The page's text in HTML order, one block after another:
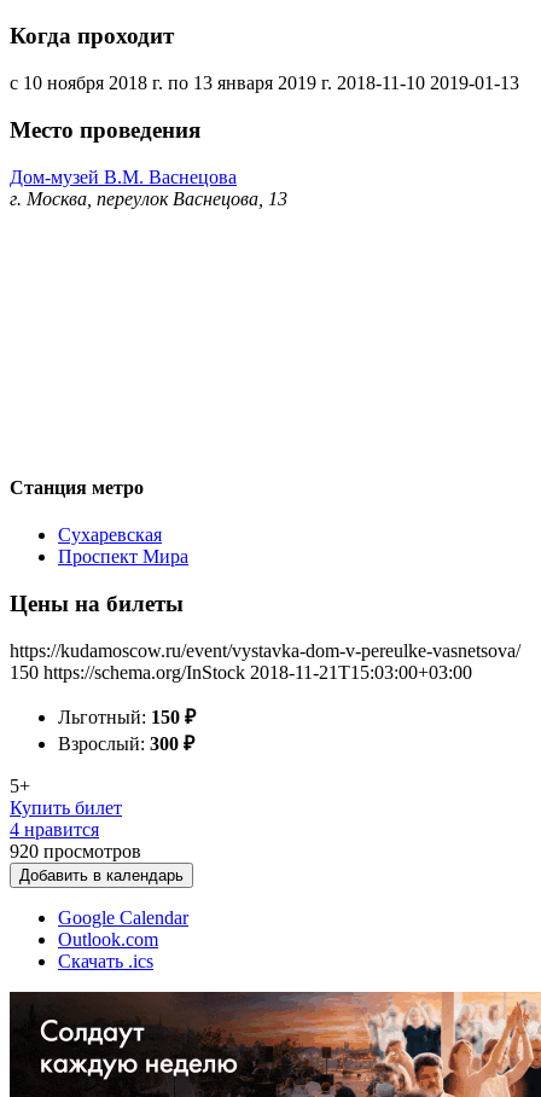
Когда проходит
с 10 ноября 2018 г. по 13 января 2019 г. 2018-11-10 2019-01-13
Место проведения
Дом-музей В.М. Васнецова
г. Москва, переулок Васнецова, 13
Станция метро
Сухаревская
Проспект Мира
Цены на билеты
https://kudamoscow.ru/event/vystavka-dom-v-pereulke-vasnetsova/
150 https://schema.org/InStock 2018-11-21T15:03:00+03:00
Льготный: 150 ₽
Взрослый: 300 ₽
5+
Купить билет
4 нравится
920 просмотров
Добавить в календарь
Google Calendar
Outlook.com
Скачать .ics